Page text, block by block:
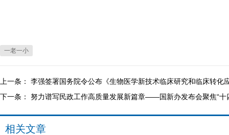
一老一小
上一条： 李强签署国务院令公布《生物医学新技术临床研究和临床转化
下一条： 努力谱写民政工作高质量发展新篇章——国新办发布会聚焦“十
相关文章